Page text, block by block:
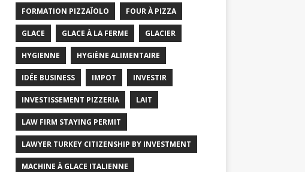
FORMATION PIZZAÏOLO FOUR À PIZZA
GLACE GLACE À LA FERME GLACIER
HYGIENNE HYGIÈNE ALIMENTAIRE
IDÉE BUSINESS IMPOT INVESTIR
INVESTISSEMENT PIZZERIA LAIT
LAW FIRM STAYING PERMIT
LAWYER TURKEY CITIZENSHIP BY INVESTMENT
MACHINE À GLACE ITALIENNE